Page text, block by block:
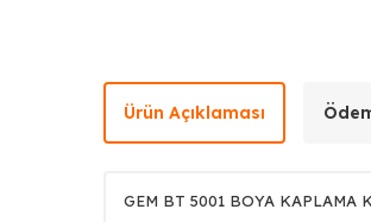
Ürün Açıklaması
GEM BT 5001 BOYA KAPLAMA